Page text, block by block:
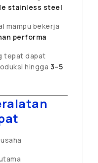
stainless steel
mampu bekerja
performa
tepat dapat
hingga 3–5